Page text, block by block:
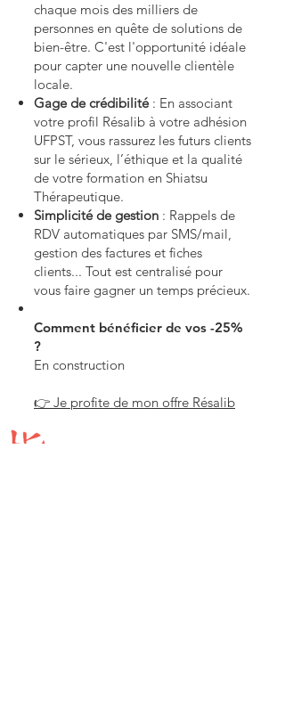
chaque mois des milliers de
personnes en quête de solutions de
bien-être. C'est l'opportunité idéale
pour capter une nouvelle clientèle
locale.
Gage de crédibilité: En associant
votre profil Résalib à votre adhésion
UFPST, vous rassurez les futurs clients
sur le sérieux, l’éthique et la qualité
de votre formation en Shiatsu
Thérapeutique.
Simplicité de gestion : Rappels de
RDV automatiques par SMS/mail,
gestion des factures et fiches
clients... Tout est centralisé pour
vous faire gagner un temps précieux.
Comment bénéficier de vos -25%
?
En construction
👉 Je profite de mon offre Résalib